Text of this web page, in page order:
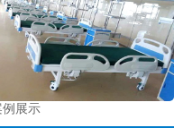
例展示